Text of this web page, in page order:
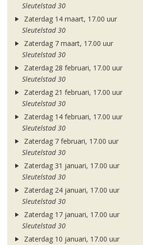
Sleutelstad 30
Zaterdag 14 maart, 17.00 uur
Sleutelstad 30
Zaterdag 7 maart, 17.00 uur
Sleutelstad 30
Zaterdag 28 februari, 17.00 uur
Sleutelstad 30
Zaterdag 21 februari, 17.00 uur
Sleutelstad 30
Zaterdag 14 februari, 17.00 uur
Sleutelstad 30
Zaterdag 7 februari, 17.00 uur
Sleutelstad 30
Zaterdag 31 januari, 17.00 uur
Sleutelstad 30
Zaterdag 24 januari, 17.00 uur
Sleutelstad 30
Zaterdag 17 januari, 17.00 uur
Sleutelstad 30
Zaterdag 10 januari, 17.00 uur